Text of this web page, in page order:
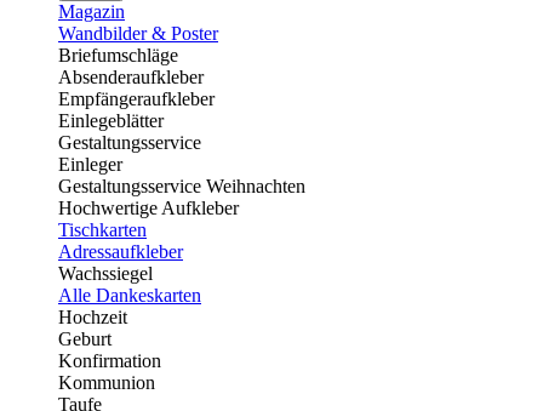
Magazin
Wandbilder & Poster
Briefumschläge
Absenderaufkleber
Empfängeraufkleber
Einlegeblätter
Gestaltungsservice
Einleger
Gestaltungsservice Weihnachten
Hochwertige Aufkleber
Tischkarten
Adressaufkleber
Wachssiegel
Alle Dankeskarten
Hochzeit
Geburt
Konfirmation
Kommunion
Taufe